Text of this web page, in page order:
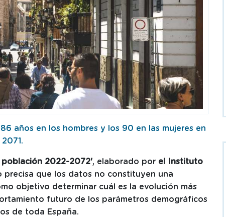
años en los hombres y los 90 en las mujeres en
2071.
2022-2072', elaborado por el Instituto
precisa que los datos no constituyen una
objetivo determinar cuál es la evolución más
futuro de los parámetros demográficos
de toda España.